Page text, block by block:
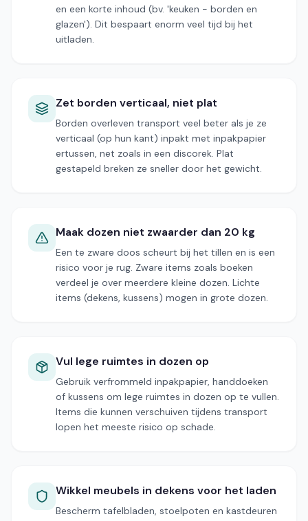
en een korte inhoud (bv. 'keuken - borden en
glazen'). Dit bespaart enorm veel tijd bij het
uitladen.
Zet borden verticaal, niet plat
Borden overleven transport veel beter als je ze
verticaal (op hun kant) inpakt met inpakpapier
ertussen, net zoals in een discorek. Plat
gestapeld breken ze sneller door het gewicht.
Maak dozen niet zwaarder dan 20 kg
Een te zware doos scheurt bij het tillen en is een
risico voor je rug. Zware items zoals boeken
verdeel je over meerdere kleine dozen. Lichte
items (dekens, kussens) mogen in grote dozen.
Vul lege ruimtes in dozen op
Gebruik verfrommeld inpakpapier, handdoeken
of kussens om lege ruimtes in dozen op te vullen.
Items die kunnen verschuiven tijdens transport
lopen het meeste risico op schade.
Wikkel meubels in dekens voor het laden
Bescherm tafelbladen, stoelpoten en kastdeuren